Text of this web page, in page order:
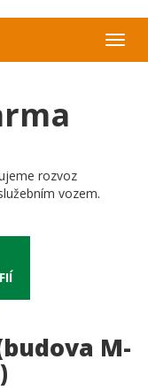
rozvoz
vozem.
M-